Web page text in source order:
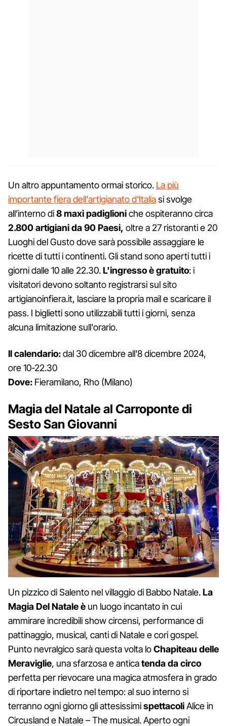
Un altro appuntamento ormai storico. La più
importante fiera dell'artigianato d'Italiasi svolge
all’interno di8 maxi padiglioniche ospiteranno circa
2.800 artigiani da 90 Paesi, oltre a 27 ristoranti e 20
Luoghi del Gusto dove sarà possibile assaggiare le
ricette di tutti i continenti. Gli stand sono aperti tutti i
giorni dalle 10 alle 22.30.L'ingresso è gratuito: i
visitatori devono soltanto registrarsi sul sito
artigianoinfiera.it, lasciare la propria mail e scaricare il
pass. I biglietti sono utilizzabili tutti i giorni, senza
alcuna limitazione sull'orario.
Il calendario:dal 30 dicembre all'8 dicembre 2024,
ore 10-22.30
Dove: Fieramilano, Rho (Milano)
Magia del Natale al Carroponte di
Sesto San Giovanni
Un pizzico di Salento nel villaggio di Babbo Natale.La
Magia Del Natale è un luogo incantato in cui
ammirare incredibili show circensi, performance di
pattinaggio, musical, canti di Natale e cori gospel.
Punto nevralgico sarà questa volta loChapiteau delle
Meraviglie, una sfarzosa e anticatenda da circo
perfetta per rievocare una magica atmosfera in grado
di riportare indietro nel tempo: al suo interno si
terranno ogni giorno gli attesissimispettacoliAlice in
Circusland e Natale – The musical. Aperto ogni